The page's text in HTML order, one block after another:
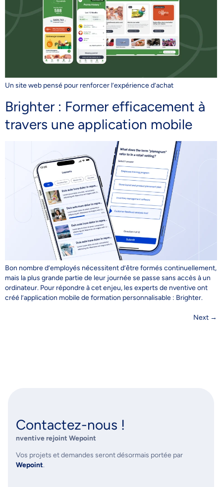
Un site web pensé pour renforcer l’expérience d’achat
Brighter : Former efficacement à
travers une application mobile
Bon nombre d’employés nécessitent d’être formés continuellement,
mais la plus grande partie de leur journée se passe sans accès à un
ordinateur. Pour répondre à cet enjeu, les experts de nventive ont
créé l’application mobile de formation personnalisable : Brighter.
Next →
Contactez-nous !
nventive rejoint Wepoint
Vos projets et demandes seront désormais portée par
Wepoint.